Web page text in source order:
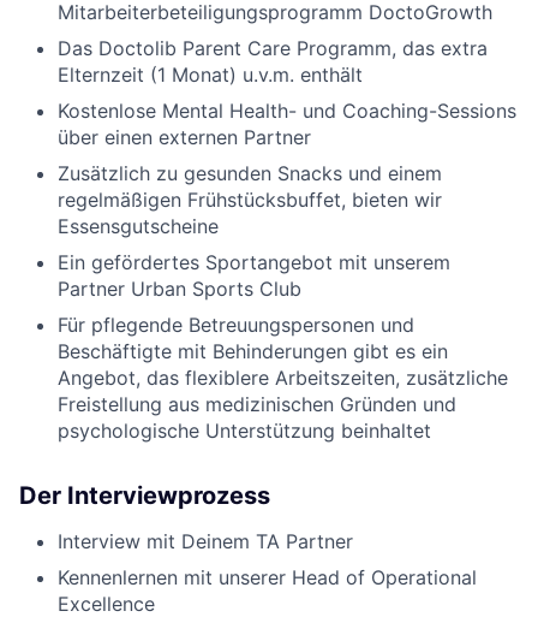
Mitarbeiterbeteiligungsprogramm DoctoGrowth
Das Doctolib Parent Care Programm, das extra
Elternzeit (1 Monat) u.v.m. enthält
Kostenlose Mental Health- und Coaching-Sessions
über einen externen Partner
Zusätzlich zu gesunden Snacks und einem
regelmäßigen Frühstücksbuffet, bieten wir
Essensgutscheine
Ein gefördertes Sportangebot mit unserem
Partner Urban Sports Club
Für pflegende Betreuungspersonen und
Beschäftigte mit Behinderungen gibt es ein
Angebot, das flexiblere Arbeitszeiten, zusätzliche
Freistellung aus medizinischen Gründen und
psychologische Unterstützung beinhaltet
Der Interviewprozess
Interview mit Deinem TA Partner
Kennenlernen mit unserer Head of Operational
Excellence